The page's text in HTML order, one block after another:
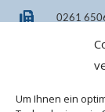
Um Ihnen ein
0261
+49
IBAN